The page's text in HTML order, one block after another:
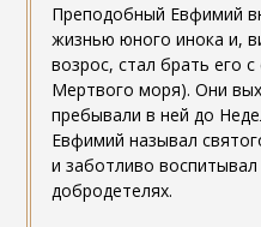
Преподобный Евфимий
жизнью юного инока и,
возрос, стал брать его
Мертвого моря). Они
пребывали в ней до
Евфимий называл
и заботливо
добродетелях.